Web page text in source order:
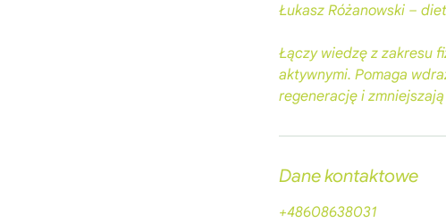
Łukasz Różanowski –
Łączy wiedzę z zakresu
aktywnymi. Pomaga
regenerację i
Dane kontaktowe
+48608638031